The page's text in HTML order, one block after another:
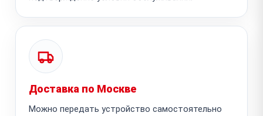
Доставка по Москве
Можно передать устройство самостоятельно